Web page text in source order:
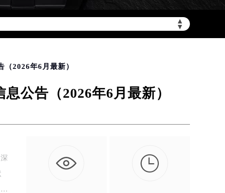
▲
▼
2026年6月最新）
公告（2026年6月最新）
